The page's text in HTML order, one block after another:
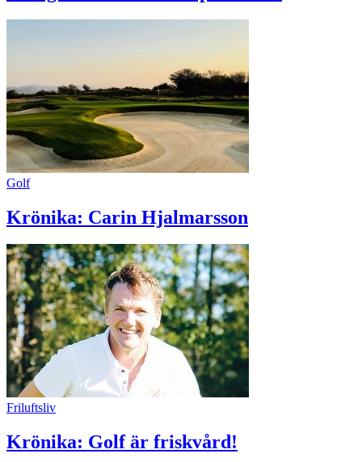
Golf
Krönika: Carin Hjalmarsson
Friluftsliv
Krönika: Golf är friskvård!